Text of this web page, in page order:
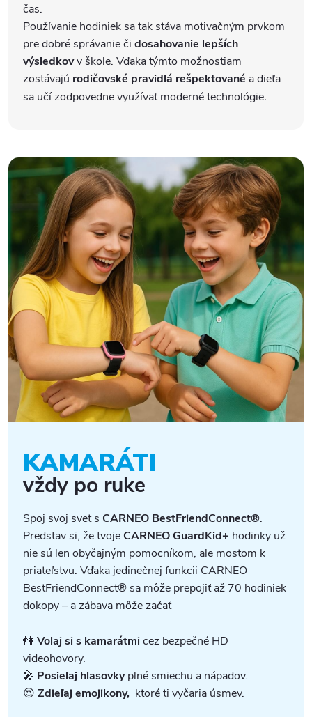
čas.
Používanie hodiniek sa tak stáva motivačným prvkom
pre dobré správanie čidosahovanie lepších
výsledkovv škole. Vďaka týmto možnostiam
zostávajú rodičovské pravidlá rešpektované a dieťa
sa učí zodpovedne využívať moderné technológie.
KAMARÁTI
vždy po ruke
Spoj svoj svet sCARNEO BestFriendConnect®.
Predstav si, že tvojeCARNEO GuardKid+ hodinky už
nie sú len obyčajným pomocníkom, ale mostom k
priateľstvu. Vďaka jedinečnej funkcii CARNEO
BestFriendConnect® sa môže prepojiť až 70 hodiniek
dokopy – a zábava môže začať
👫Volaj si s kamarátmicez bezpečné HD
videohovory.
🎤 Posielaj hlasovkyplné smiechu a nápadov.
😍Zdieľaj emojikony, ktoré ti vyčaria úsmev.